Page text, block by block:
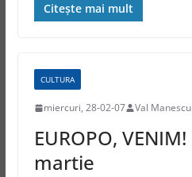
Citește mai mult
CULTURA
miercuri, 28-02-07 Val Manescu
EUROPO,
martie